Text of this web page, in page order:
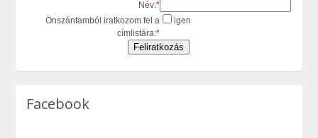
Név:*
Önszántamból iratkozom fel a
címlistára:*
igen
Facebook